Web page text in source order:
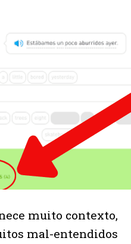
muito contexto,
mal-entendidos